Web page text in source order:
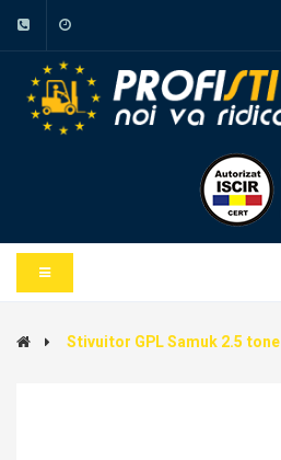
Stivuitor GPL Samuk 2.5 tone